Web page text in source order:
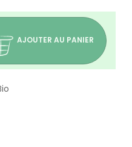
AJOUTER AU PANIER